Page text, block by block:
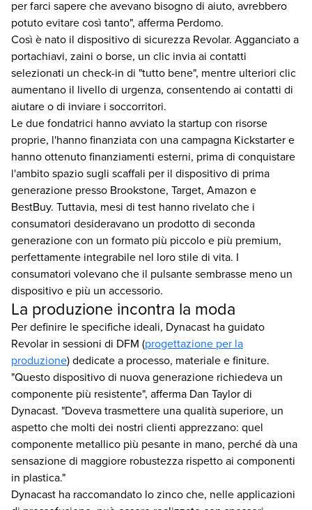
per farci sapere che avevano bisogno di aiuto, avrebbero
potuto evitare così tanto", afferma Perdomo.
Così è nato il dispositivo di sicurezza Revolar. Agganciato a
portachiavi, zaini o borse, un clic invia ai contatti
selezionati un check-in di "tutto bene", mentre ulteriori clic
aumentano il livello di urgenza, consentendo ai contatti di
aiutare o di inviare i soccorritori.
Le due fondatrici hanno avviato la startup con risorse
proprie, l'hanno finanziata con una campagna Kickstarter e
hanno ottenuto finanziamenti esterni, prima di conquistare
l'ambito spazio sugli scaffali per il dispositivo di prima
generazione presso Brookstone, Target, Amazon e
BestBuy. Tuttavia, mesi di test hanno rivelato che i
consumatori desideravano un prodotto di seconda
generazione con un formato più piccolo e più premium,
perfettamente integrabile nel loro stile di vita. I
consumatori volevano che il pulsante sembrasse meno un
dispositivo e più un accessorio.
La produzione incontra la moda
Per definire le specifiche ideali, Dynacast ha guidato
Revolar in sessioni di DFM (progettazione per la
produzione) dedicate a processo, materiale e finiture.
"Questo dispositivo di nuova generazione richiedeva un
componente più resistente", afferma Dan Taylor di
Dynacast. "Doveva trasmettere una qualità superiore, un
aspetto che molti dei nostri clienti apprezzano: quel
componente metallico più pesante in mano, perché dà una
sensazione di maggiore robustezza rispetto ai componenti
in plastica."
Dynacast ha raccomandato lo zinco che, nelle applicazioni